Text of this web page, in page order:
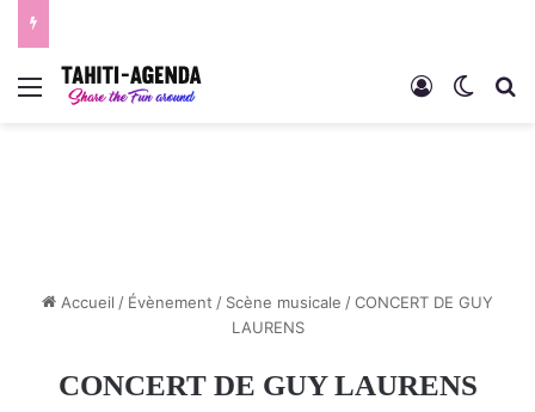
Menu Connexion
Accueil / Évènement / Scène musicale /CONCERT DE GUY
LAURENS
CONCERT DE GUY LAURENS